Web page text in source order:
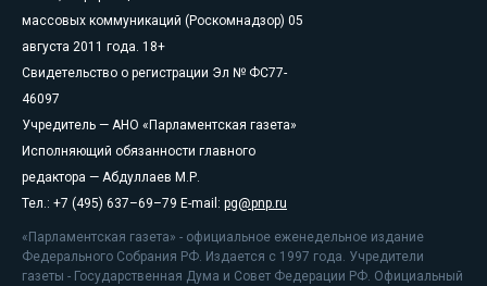
массовых коммуникаций (Роскомнадзор) 05
августа 2011 года. 18+
Свидетельство о регистрации Эл № ФС77-
46097
Учредитель — АНО «Парламентская газета»
Исполняющий обязанности главного
редактора — Абдуллаев М.Р.
Тел.: +7 (495) 637–69–79 E-mail: pg@pnp.ru
«Парламентская газета» - официальное еженедельное издание
Федерального Собрания РФ. Издается с 1997 года. Учредители
газеты - Государственная Дума и Совет Федерации РФ. Официальный